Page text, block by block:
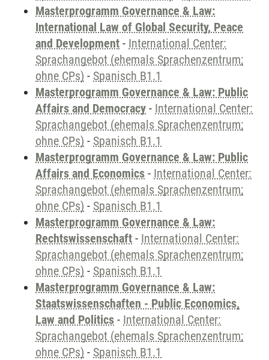
Masterprogramm Governance & Law:
International Law of Global Security, Peace
and Development - International Center:
Sprachangebot (ehemals Sprachenzentrum;
ohne CPs) - Spanisch B1.1
Masterprogramm Governance & Law: Public
Affairs and Democracy - International Center:
Sprachangebot (ehemals Sprachenzentrum;
ohne CPs) - Spanisch B1.1
Masterprogramm Governance & Law: Public
Affairs and Economics - International Center:
Sprachangebot (ehemals Sprachenzentrum;
ohne CPs) - Spanisch B1.1
Masterprogramm Governance & Law:
Rechtswissenschaft - International Center:
Sprachangebot (ehemals Sprachenzentrum;
ohne CPs) - Spanisch B1.1
Masterprogramm Governance & Law:
Staatswissenschaften - Public Economics,
Law and Politics - International Center:
Sprachangebot (ehemals Sprachenzentrum;
ohne CPs) - Spanisch B1.1